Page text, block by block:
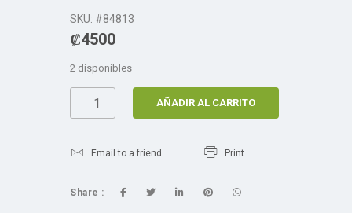
SKU: #84813
₡4500
2 disponibles
AÑADIR AL CARRITO
Email to a friend Print
Share :